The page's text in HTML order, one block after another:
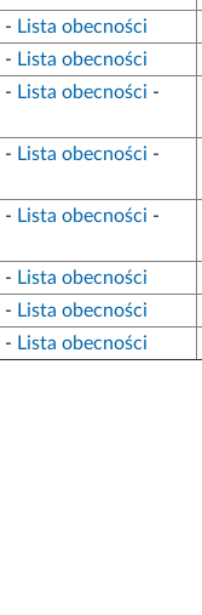
- Lista obecności
- Lista obecności
- Lista obecności -
- Lista obecności -
- Lista obecności -
- Lista obecności
- Lista obecności
- Lista obecności